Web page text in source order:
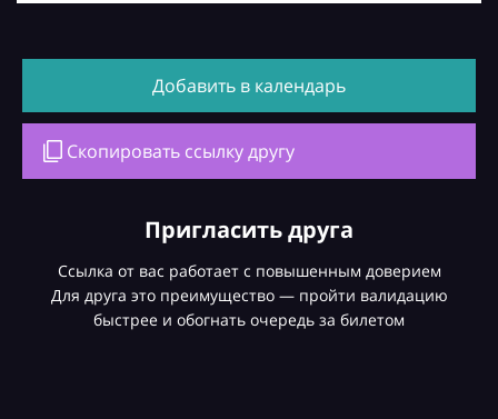
Добавить в календарь
Скопировать ссылку другу
Пригласить друга
Ссылка от вас работает с повышенным доверием
Для друга это преимущество — пройти валидацию
быстрее и обогнать очередь за билетом